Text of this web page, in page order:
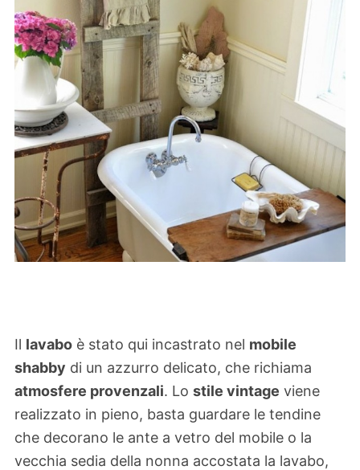
Il lavabo è stato qui incastrato nel mobile
shabby di un azzurro delicato, che richiama
atmosfere provenzali. Lo stile vintage viene
realizzato in pieno, basta guardare le tendine
che decorano le ante a vetro del mobile o la
vecchia sedia della nonna accostata la lavabo,